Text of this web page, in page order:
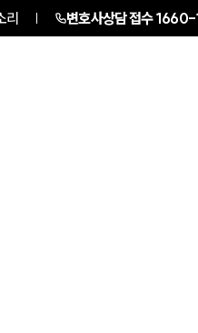
리 변호사상담 접수1660-